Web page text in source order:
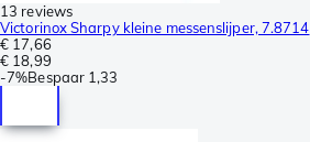
13 reviews
Victorinox Sharpy kleine messenslijper, 7.8714
€ 17,66
€ 18,99
-7%Bespaar 1,33